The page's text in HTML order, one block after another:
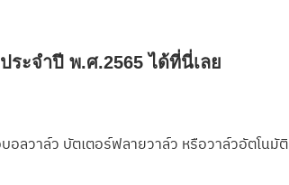
ระจำปี พ.ศ.2565 ได้ที่นี่เลย
อลวาล์ว บัตเตอร์ฟลายวาล์ว หรือวาล์วอัตโนมัติ